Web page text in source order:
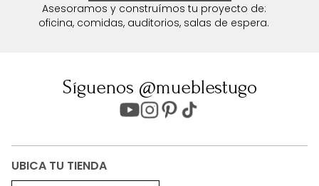
Asesoramos y construímos tu proyecto de:
oficina, comidas, auditorios, salas de espera.
Síguenos @mueblestugo
UBICA TU TIENDA